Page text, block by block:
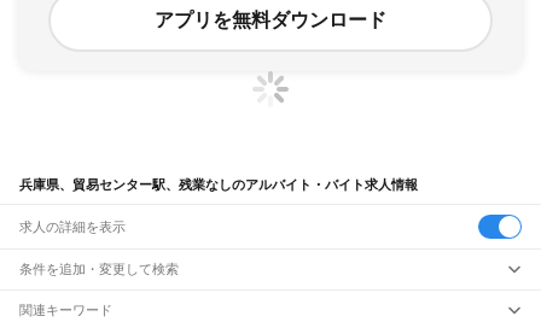
アプリを無料ダウンロード
兵庫県、貿易センター駅、残業なしのアルバイト・バイト求人情報
求人の詳細を表示
条件を追加・変更して検索
市区町村を追加・変更
関連キーワード